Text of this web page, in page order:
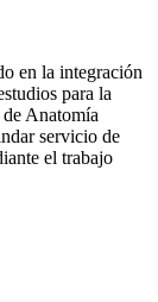
en la integración
para la
Anatomía
servicio de
el trabajo